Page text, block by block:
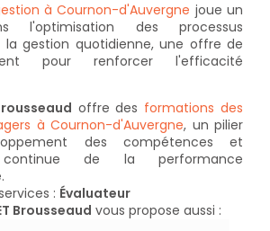
à Cournon-d'Auvergne joue un
l'optimisation des processus
gestion quotidienne, une offre de
pour renforcer l'efficacité
offre des formations des
à Cournon-d'Auvergne, un pilier
des compétences et
continue de la performance
: Évaluateur
Brousseaud vous propose aussi :